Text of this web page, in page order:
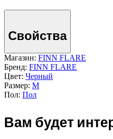
Свойства
Магазин: FINN FLARE
Бренд: FINN FLARE
Цвет: Черный
Размер: M
Пол: Пол
Вам будет